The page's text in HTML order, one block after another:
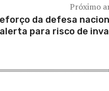
Próximo
da defesa
alerta para risco de